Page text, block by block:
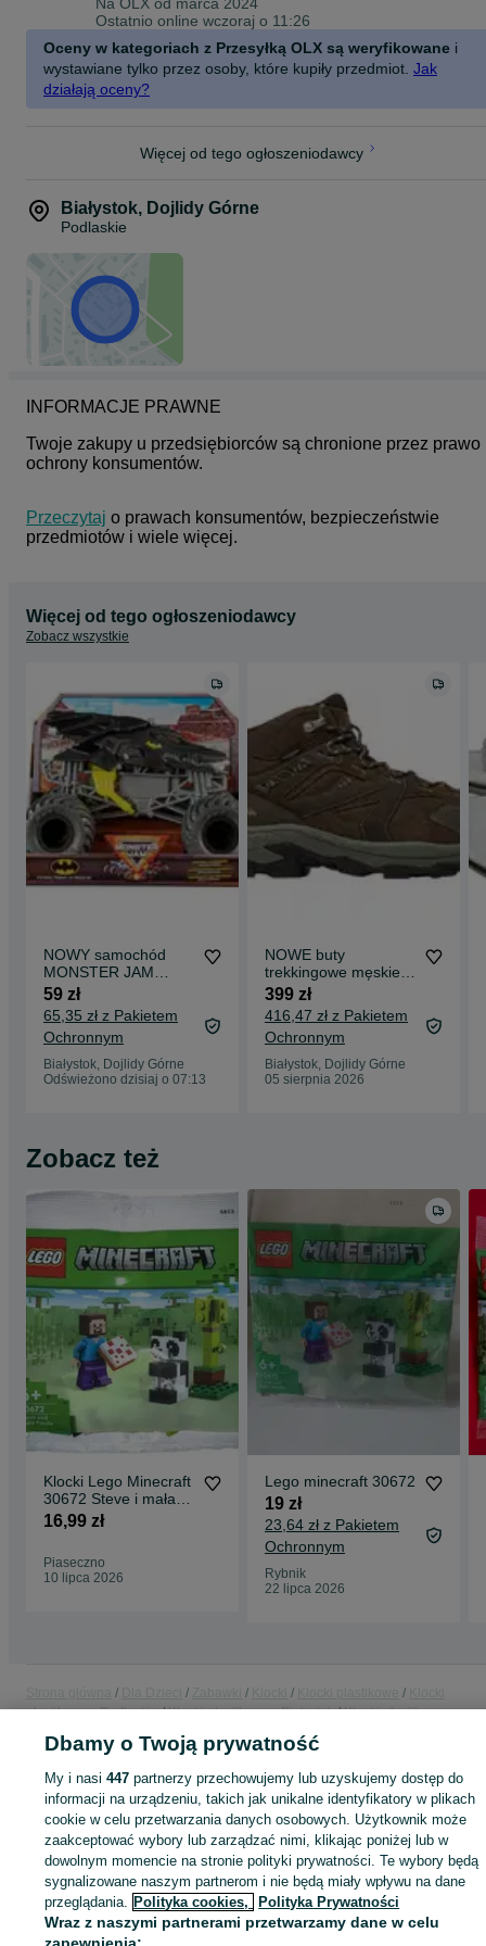
Dane osoby odpowiedzialnej: jak wyżej
Ostrzeżenia dot. Bezpieczeństwa: Ostrzeżenie. Nieodpowiednie
dzieci poniżej 3 roku życia. Małe części. Ryzyko zadławienia.
Ostatnio online wczoraj o 11:26
Oceny w kategoriach z Przesyłką OLX są weryfikowane i
wystawiane tylko przez osoby, które kupiły przedmiot. Jak
działają oceny?
Więcej od tego ogłoszeniodawcy
Białystok, Dojlidy Górne
Podlaskie
INFORMACJE PRAWNE
Twoje zakupy u przedsiębiorców są chronione przez prawo
ochrony konsumentów.
Przeczytaj o prawach konsumentów, bezpieczeństwie
przedmiotów i wiele więcej.
Więcej od tego ogłoszeniodawcy
Zobacz wszystkie
NOWY samochód
MONSTER JAM
Monster Truck
Batman Pojazd
terenowy 1:24
59 zł
65,35 zł z Pakietem
Ochronnym
Białystok, Dojlidy Górne
Odświeżono dzisiaj o 07:13
NOWE buty
trekkingowe męskie
Jack Wolfskin Vojo
Tour Texapore Mid r
41
399 zł
416,47 zł z Pakietem
Ochronnym
Białystok, Dojlidy Górne
05 sierpnia 2026
Zobacz też
Klocki Lego Minecraft
30672 Steve i mała
panda 35 elementów
16,99 zł
Piaseczno
10 lipca 2026
Lego minecraft 30672
19 zł
23,64 zł z Pakietem
Ochronnym
Rybnik
22 lipca 2026
plastikowe - Podlaskie
Klocki plastikowe - Białystok
Klocki plastikowe -
Dojlidy Górne
KATEGORIA
ID:1058735555 Wyświetlenia:
Kup
Dbamy o Twoją prywatność
My i nasi447 partnerzy przechowujemy lub uzyskujemy dostęp do
informacji na urządzeniu, takich jak unikalne identyfikatory w plikach
cookie w celu przetwarzania danych osobowych. Użytkownik może
zaakceptować wybory lub zarządzać nimi, klikając poniżej lub w
dowolnym momencie na stronie polityki prywatności. Te wybory będą
sygnalizowane naszym partnerom i nie będą miały wpływu na dane
przeglądania. Polityka cookies, Polityka Prywatności
Wraz z naszymi partnerami przetwarzamy dane w celu